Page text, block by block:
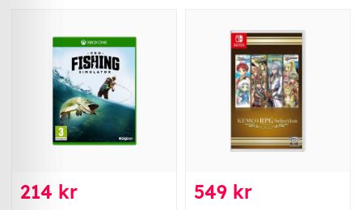
214 kr 549 kr